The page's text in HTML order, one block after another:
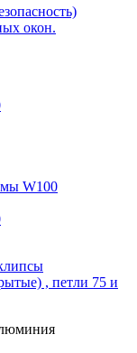
окон.
W100
, петли 75 и